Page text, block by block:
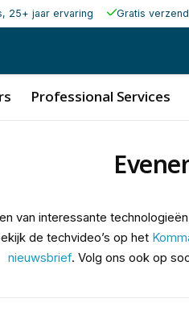
25+ jaar ervaring Gratis
Professional Services
van interessante
de techvideo’s op het
nieuwsbrief. Volg ons ook op